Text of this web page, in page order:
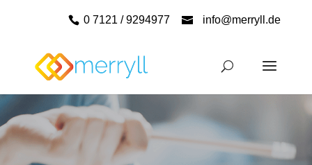
0 7121 / 9294977 info@merryll.de